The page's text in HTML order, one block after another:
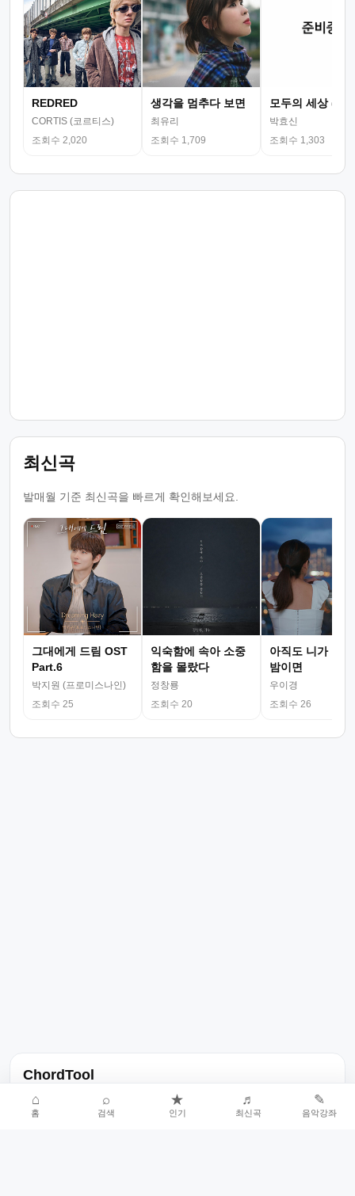
REDRED
CORTIS (코르티스)
조회수 2,020
생각을 멈추다 보면
최유리
조회수 1,709
모두의 세상 (뮤
박효신
조회수 1,303
최신곡
발매월 기준 최신곡을 빠르게 확인해보세요.
그대에게 드림 OST
Part.6
박지원 (프로미스나인)
조회수 25
익숙함에 속아 소중
함을 몰랐다
정창룡
조회수 20
아직도 니가 그
밤이면
우이경
조회수 26
ChordTool
노래 가사, 곡 정보, 코드, 악보를 한곳에서 찾을 수 있는 음악 정보
서비스입니다.
⌂
홈
⌕
검색
★
인기
♬
최신곡
✎
음악강좌